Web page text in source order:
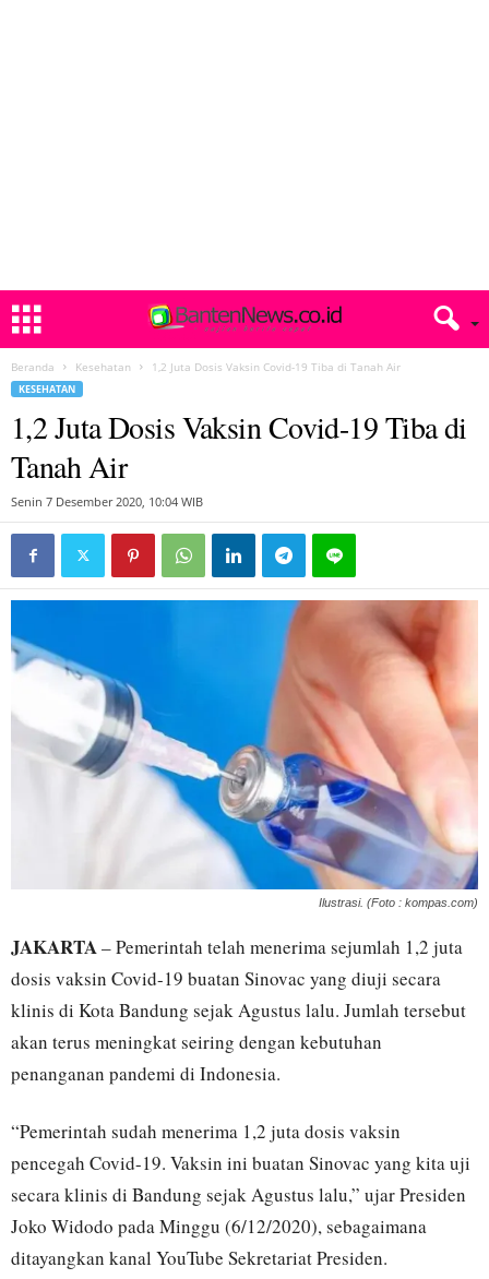
Beranda Kesehatan 1,2 Juta Dosis Vaksin Covid-19 Tiba di Tanah Air
KESEHATAN
1,2 Juta Dosis Vaksin Covid-19 Tiba di
Tanah Air
Senin 7 Desember 2020, 10:04 WIB
Ilustrasi. (Foto : kompas.com)
JAKARTA– Pemerintah telah menerima sejumlah 1,2 juta
dosis vaksin Covid-19 buatan Sinovac yang diuji secara
klinis di Kota Bandung sejak Agustus lalu. Jumlah tersebut
akan terus meningkat seiring dengan kebutuhan
penanganan pandemi di Indonesia.
“Pemerintah sudah menerima 1,2 juta dosis vaksin
pencegah Covid-19. Vaksin ini buatan Sinovac yang kita uji
secara klinis di Bandung sejak Agustus lalu,” ujar Presiden
Joko Widodo pada Minggu (6/12/2020), sebagaimana
ditayangkan kanal YouTube Sekretariat Presiden.